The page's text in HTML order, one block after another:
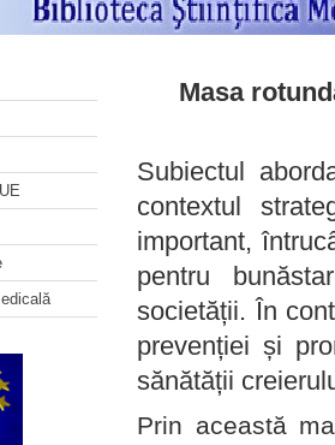
Masa
Subiectul
contextul
important,
pentru
societății. În
prevenției și
sănătății
Prin această